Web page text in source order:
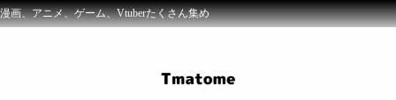
漫画、アニメ、ゲーム、Vtuberたくさん集め